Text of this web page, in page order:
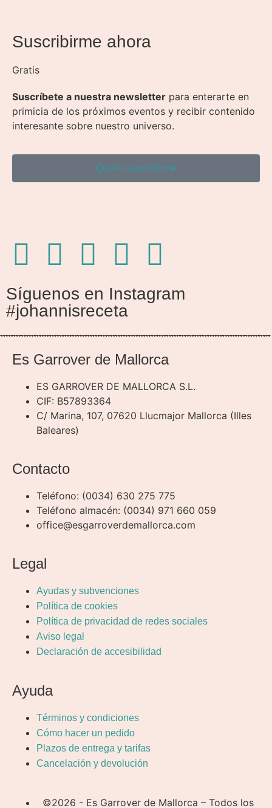
Suscribirme ahora
Gratis
Suscríbete a nuestra newsletter para enterarte en
primicia de los próximos eventos y recibir contenido
interesante sobre nuestro universo.
Quiero suscribirme
Síguenos en Instagram
#johannisreceta
Es Garrover de Mallorca
ES GARROVER DE MALLORCA S.L.
CIF: B57893364
C/ Marina, 107, 07620 Llucmajor Mallorca (Illes
Baleares)
Contacto
Teléfono: (0034) 630 275 775
Teléfono almacén: (0034) 971 660 059
office@esgarroverdemallorca.com
Legal
Ayudas y subvenciones
Política de cookies
Política de privacidad de redes sociales
Aviso legal
Declaración de accesibilidad
Ayuda
Términos y condiciones
Cómo hacer un pedido
Plazos de entrega y tarifas
Cancelación y devolución
©2026 - Es Garrover de Mallorca – Todos los